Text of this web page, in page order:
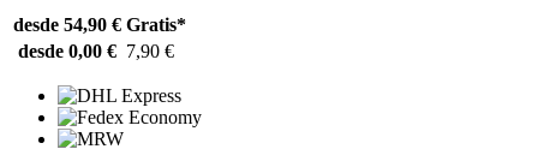
desde 54,90 € Gratis*
desde 0,00 € 7,90 €